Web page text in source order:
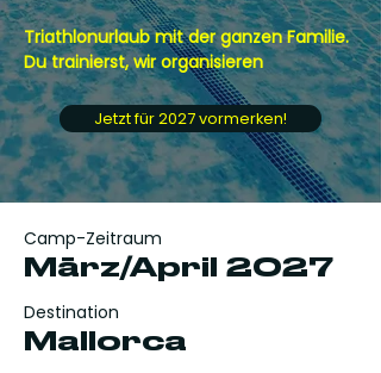
Triathlonurlaub mit der ganzen Familie.
Du trainierst, wir organisieren
Jetzt für 2027 vormerken!
Camp-Zeitraum
März/April 2027
Destination
Mallorca